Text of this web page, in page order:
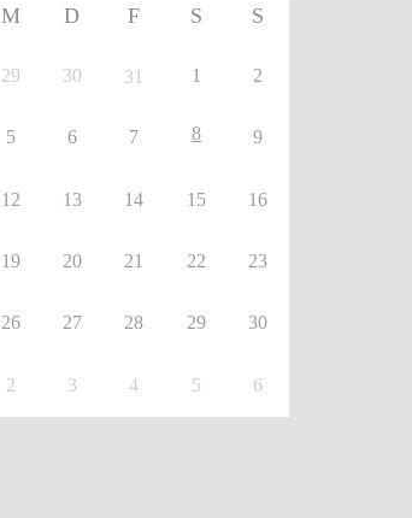
M D F S S
29 30 31 1 2
5 6 7 8 9
12 13 14 15 16
19 20 21 22 23
26 27 28 29 30
2 3 4 5 6